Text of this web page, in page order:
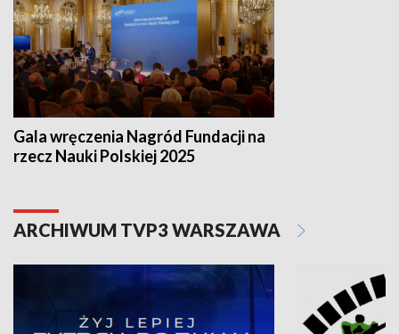
Gala wręczenia Nagród Fundacji na
rzecz Nauki Polskiej 2025
ARCHIWUM TVP3 WARSZAWA